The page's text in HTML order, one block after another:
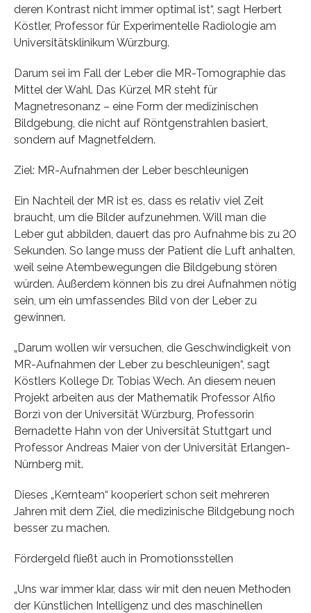
deren Kontrast nicht immer optimal ist“, sagt Herbert
Köstler, Professor für Experimentelle Radiologie am
Universitätsklinikum Würzburg.
Darum sei im Fall der Leber die MR-Tomographie das
Mittel der Wahl. Das Kürzel MR steht für
Magnetresonanz – eine Form der medizinischen
Bildgebung, die nicht auf Röntgenstrahlen basiert,
sondern auf Magnetfeldern.
Ziel: MR-Aufnahmen der Leber beschleunigen
Ein Nachteil der MR ist es, dass es relativ viel Zeit
braucht, um die Bilder aufzunehmen. Will man die
Leber gut abbilden, dauert das pro Aufnahme bis zu 20
Sekunden. So lange muss der Patient die Luft anhalten,
weil seine Atembewegungen die Bildgebung stören
würden. Außerdem können bis zu drei Aufnahmen nötig
sein, um ein umfassendes Bild von der Leber zu
gewinnen.
„Darum wollen wir versuchen, die Geschwindigkeit von
MR-Aufnahmen der Leber zu beschleunigen“, sagt
Köstlers Kollege Dr. Tobias Wech. An diesem neuen
Projekt arbeiten aus der Mathematik Professor Alfio
Borzì von der Universität Würzburg, Professorin
Bernadette Hahn von der Universität Stuttgart und
Professor Andreas Maier von der Universität Erlangen-
Nürnberg mit.
Dieses „Kernteam“ kooperiert schon seit mehreren
Jahren mit dem Ziel, die medizinische Bildgebung noch
besser zu machen.
Fördergeld fließt auch in Promotionsstellen
„Uns war immer klar, dass wir mit den neuen Methoden
der Künstlichen Intelligenz und des maschinellen